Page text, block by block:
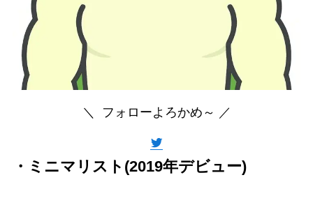
＼ フォローよろかめ～ ／
・ミニマリスト(2019年デビュー)